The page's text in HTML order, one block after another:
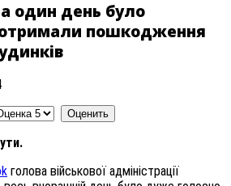
один день було
отримали пошкодження
голова військової адміністрації